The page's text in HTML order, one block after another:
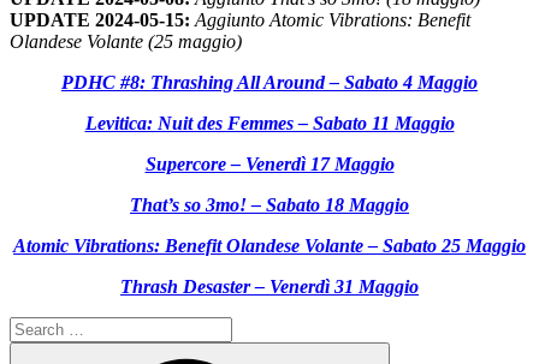
UPDATE 2024-05-15: Aggiunto Atomic Vibrations: Benefit
Olandese Volante (25 maggio)
PDHC #8: Thrashing All Around – Sabato 4 Maggio
Levitica: Nuit des Femmes – Sabato 11 Maggio
Supercore – Venerdì 17 Maggio
That’s so 3mo! – Sabato 18 Maggio
Atomic Vibrations: Benefit Olandese Volante – Sabato 25 Maggio
Thrash Desaster – Venerdì 31 Maggio
Search
for: